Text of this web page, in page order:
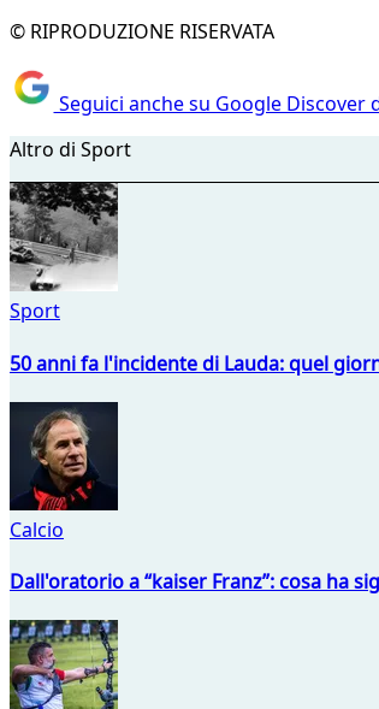
© RIPRODUZIONE RISERVATA
Seguici anche su Google Discover
Altro di Sport
Sport
50 anni fa l'incidente di Lauda: quel
Calcio
Dall'oratorio a “kaiser Franz”: cosa ha